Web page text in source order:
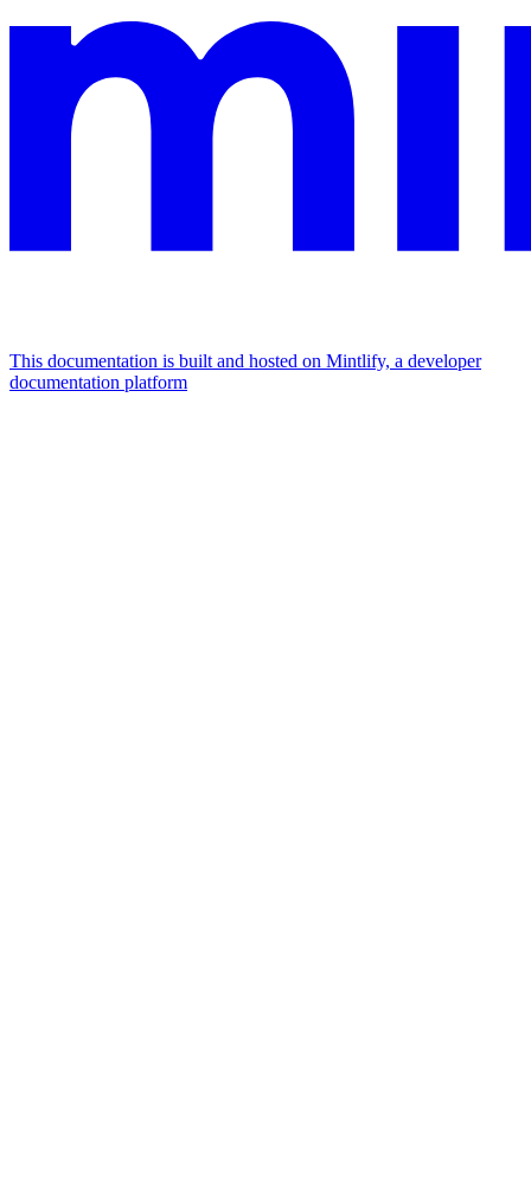
This documentation is built and hosted on Mintlify, a developer
documentation platform